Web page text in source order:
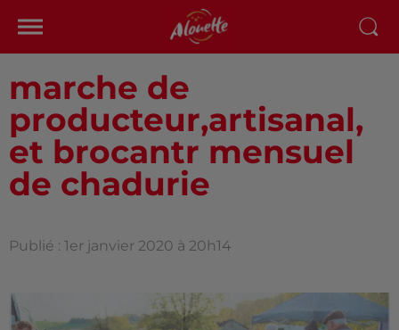
marche de
producteur,artisanal,
et brocantr mensuel
de chadurie
Publié : 1er janvier 2020 à 20h14